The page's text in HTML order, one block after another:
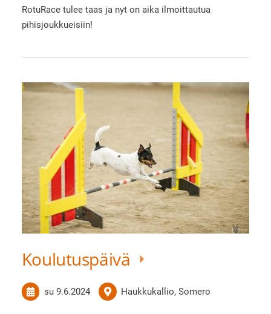
RotuRace tulee taas ja nyt on aika ilmoittautua
pihisjoukkueisiin!
Koulutuspäivä
su 9.6.2024 Haukkukallio, Somero